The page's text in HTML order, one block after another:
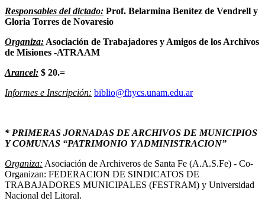
Responsables del dictado: Prof. Belarmina Benítez de Vendrell y
Gloria Torres de Novaresio
Organiza: Asociación de Trabajadores y Amigos de los Archivos
de Misiones -ATRAAM
Arancel: $ 20.=
Informes e Inscripción: biblio@fhycs.unam.edu.ar
* PRIMERAS JORNADAS DE ARCHIVOS DE MUNICIPIOS
Y COMUNAS “PATRIMONIO Y ADMINISTRACION”
Organiza: Asociación de Archiveros de Santa Fe (A.A.S.Fe) - Co-
Organizan: FEDERACION DE SINDICATOS DE
TRABAJADORES MUNICIPALES (FESTRAM) y Universidad
Nacional del Litoral.